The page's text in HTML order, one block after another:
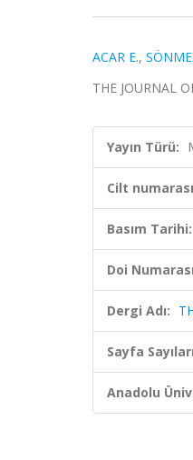
ACAR E.,
THE JOURNAL
Yayın Türü:
Cilt
Basım Tarihi:
Doi
Dergi Adı:
Sayfa
Anadolu